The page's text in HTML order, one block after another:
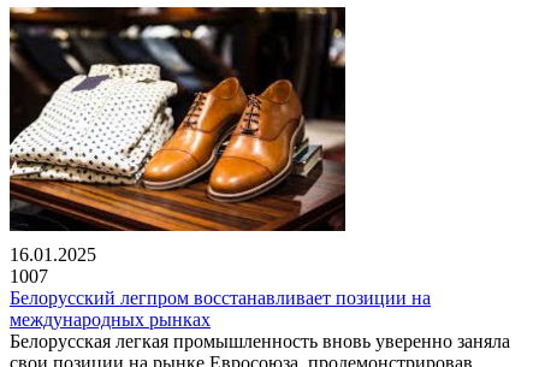
16.01.2025
1007
Белорусский легпром восстанавливает позиции на
международных рынках
Белорусская легкая промышленность вновь уверенно заняла
свои позиции на рынке Евросоюза, продемонстрировав